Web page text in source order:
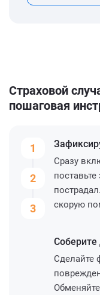
Страховой
пошаговая
1
2
3
Сразу
скорую
Соберите
Сделайте